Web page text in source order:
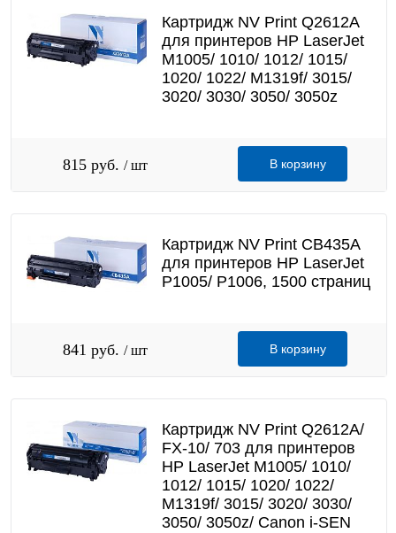
Картридж NV Print Q2612A
для принтеров HP LaserJet
M1005/ 1010/ 1012/ 1015/
1020/ 1022/ M1319f/ 3015/
3020/ 3030/ 3050/ 3050z
815 руб. / шт В корзину
Картридж NV Print CB435A
для принтеров HP LaserJet
P1005/ P1006, 1500 страниц
841 руб. / шт В корзину
Картридж NV Print Q2612A/
FX-10/ 703 для принтеров
HP LaserJet M1005/ 1010/
1012/ 1015/ 1020/ 1022/
M1319f/ 3015/ 3020/ 3030/
3050/ 3050z/ Canon i-SEN